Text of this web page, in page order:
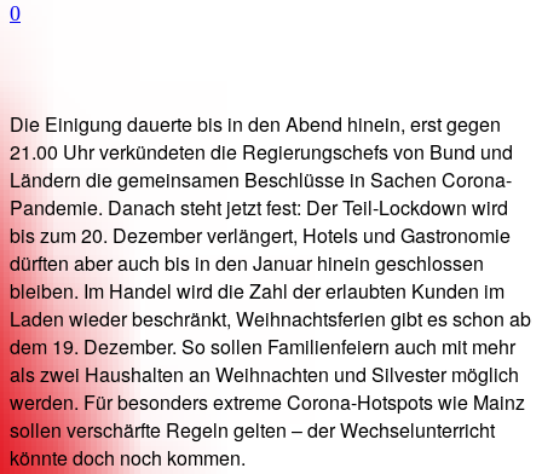
0
Die Einigung dauerte bis in den Abend hinein, erst gegen
21.00 Uhr verkündeten die Regierungschefs von Bund und
Ländern die gemeinsamen Beschlüsse in Sachen Corona-
Pandemie. Danach steht jetzt fest: Der Teil-Lockdown wird
bis zum 20. Dezember verlängert, Hotels und Gastronomie
dürften aber auch bis in den Januar hinein geschlossen
bleiben. Im Handel wird die Zahl der erlaubten Kunden im
Laden wieder beschränkt, Weihnachtsferien gibt es schon ab
dem 19. Dezember. So sollen Familienfeiern auch mit mehr
als zwei Haushalten an Weihnachten und Silvester möglich
werden. Für besonders extreme Corona-Hotspots wie Mainz
sollen verschärfte Regeln gelten – der Wechselunterricht
könnte doch noch kommen.